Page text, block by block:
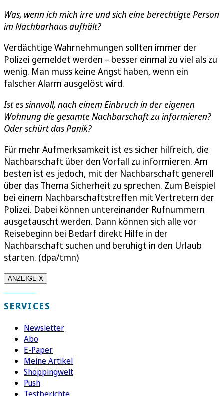
Was, wenn ich mich irre und sich eine berechtigte Person
im Nachbarhaus aufhält?
Verdächtige Wahrnehmungen sollten immer der
Polizei gemeldet werden – besser einmal zu viel als zu
wenig. Man muss keine Angst haben, wenn ein
falscher Alarm ausgelöst wird.
Ist es sinnvoll, nach einem Einbruch in der eigenen
Wohnung die gesamte Nachbarschaft zu informieren?
Oder schürt das Panik?
Für mehr Aufmerksamkeit ist es sicher hilfreich, die
Nachbarschaft über den Vorfall zu informieren. Am
besten ist es jedoch, mit der Nachbarschaft generell
über das Thema Sicherheit zu sprechen. Zum Beispiel
bei einem Nachbarschaftstreffen mit Vertretern der
Polizei. Dabei können untereinander Rufnummern
ausgetauscht werden. Dann können sich alle vor
Reisebeginn bei Bedarf direkt Hilfe in der
Nachbarschaft suchen und beruhigt in den Urlaub
starten. (dpa/tmn)
ANZEIGE X
SERVICES
Newsletter
Abo
E-Paper
Meine Artikel
Shoppingwelt
Push